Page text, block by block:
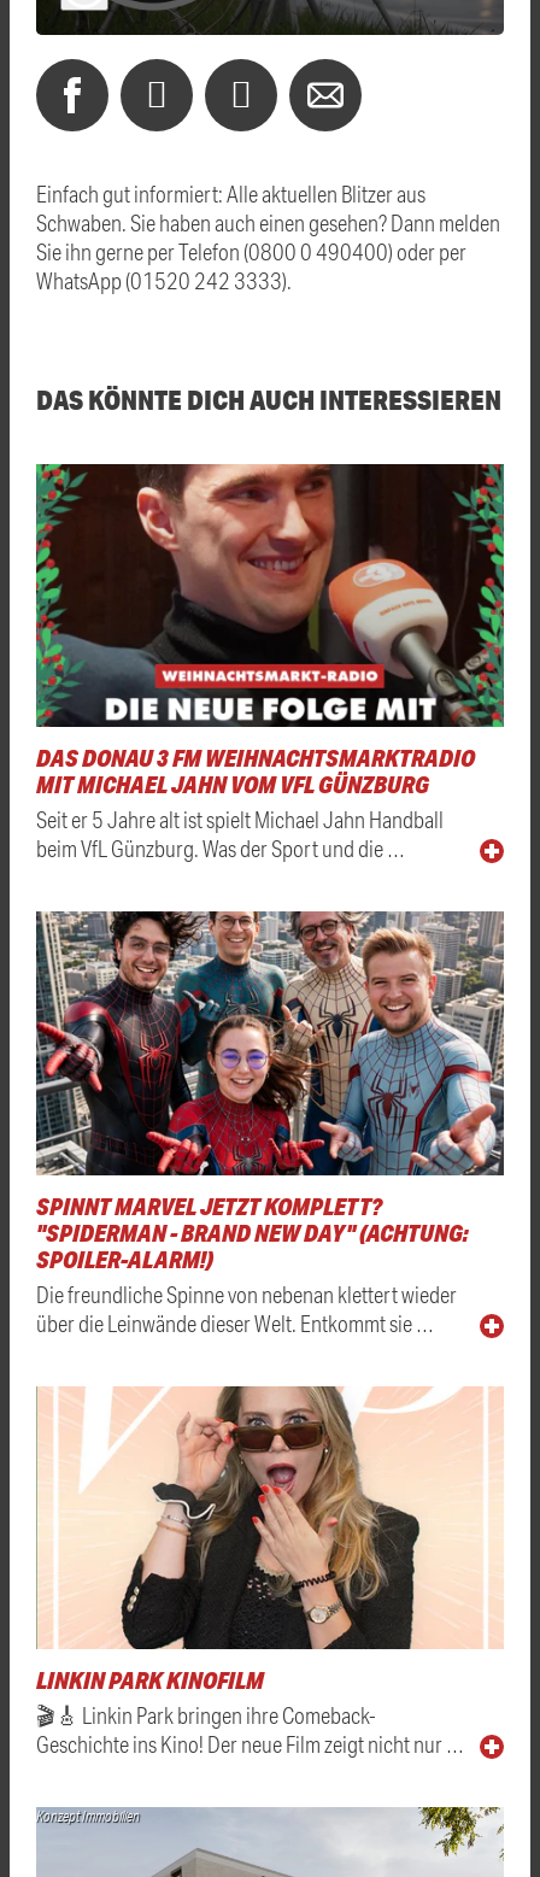
Einfach gut informiert: Alle aktuellen Blitzer aus
Schwaben. Sie haben auch einen gesehen? Dann melden
Sie ihn gerne per Telefon (0800 0 490400) oder per
WhatsApp (01520 242 3333).
DAS KÖNNTE DICH AUCH INTERESSIEREN
DAS DONAU 3 FM WEIHNACHTSMARKTRADIO
MIT MICHAEL JAHN VOM VFL GÜNZBURG
Seit er 5 Jahre alt ist spielt Michael Jahn Handball
beim VfL Günzburg. Was der Sport und die …
SPINNT MARVEL JETZT KOMPLETT?
"SPIDERMAN - BRAND NEW DAY" (ACHTUNG:
SPOILER-ALARM!)
Die freundliche Spinne von nebenan klettert wieder
über die Leinwände dieser Welt. Entkommt sie …
LINKIN PARK KINOFILM
🎬🎸 Linkin Park bringen ihre Comeback-
Geschichte ins Kino! Der neue Film zeigt nicht nur …
Konzept Immobilien